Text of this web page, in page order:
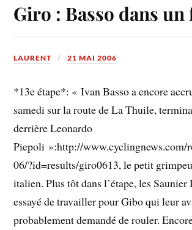
Giro : Basso dans
LAURENT 21 MAI 2006
*13e étape*: « Ivan Basso a encore
samedi sur la route de La Thuile,
derrière Leonardo
Piepoli »:http://www.cyclingnews.com/
06/?id=results/giro0613, le petit
italien. Plus tôt dans l’étape, les
essayé de travailler pour Gibo qui leur
probablement demandé de rouler.